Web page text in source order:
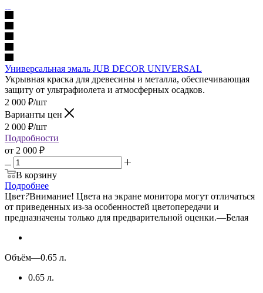
Универсальная эмаль JUB DECOR UNIVERSAL
Укрывная краска для древесины и металла, обеспечивающая
защиту от ультрафиолета и атмосферных осадков.
2 000 ₽/шт
Варианты цен
2 000 ₽/шт
Подробности
от 2 000 ₽
В корзину
Подробнее
Цвет?Внимание! Цвета на экране монитора могут отличаться
от приведенных из-за особенностей цветопередачи и
предназначены только для предварительной оценки.—Белая
Объём—0.65 л.
0.65 л.